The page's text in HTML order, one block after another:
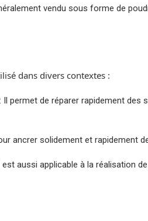
vendu sous forme de
dans divers contextes :
: Il permet de réparer rapidement des
ancrer solidement et rapidement
est aussi applicable à la réalisation